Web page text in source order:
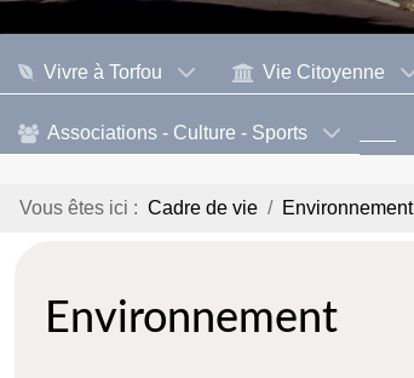
Vivre à Torfou Vie Citoyenne
Associations - Culture - Sports
Vous êtes ici : Cadre de vie Environnement
Environnement